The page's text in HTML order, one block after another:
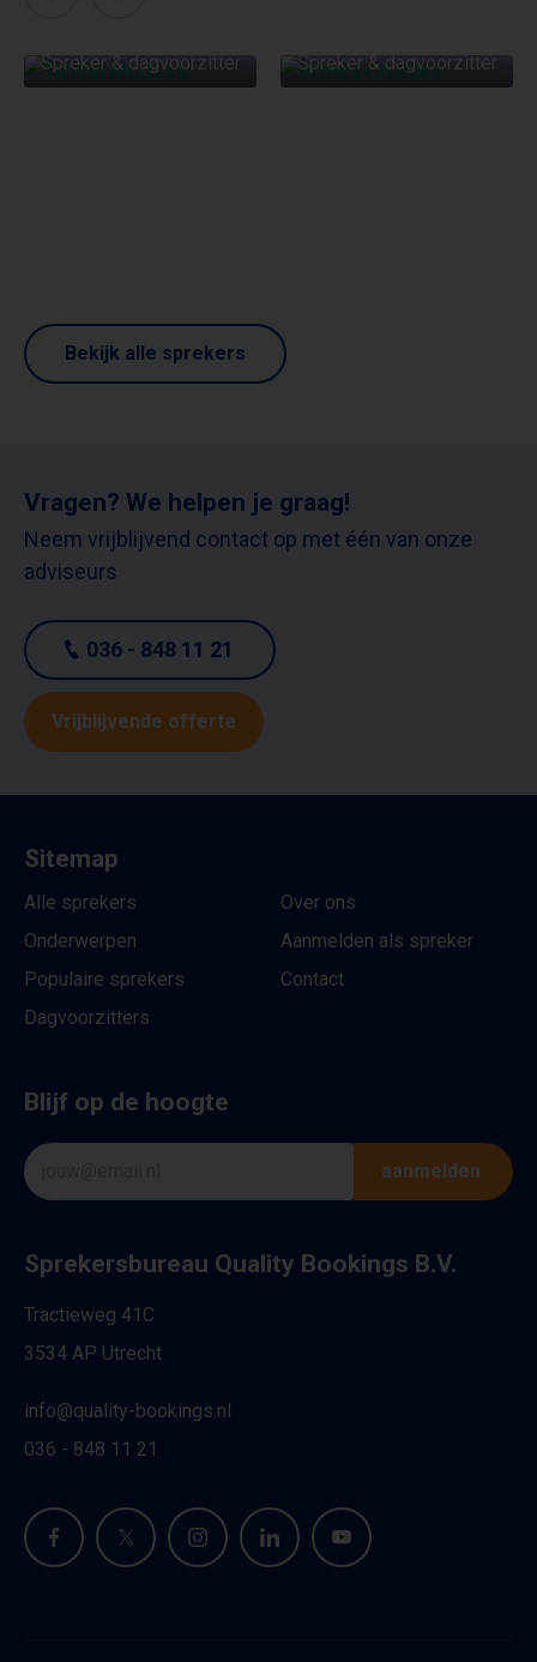
Spreker & dagvoorzitter Spreker & dagvoorzitter
Bekijk alle sprekers
Vragen? We helpen je graag!
Neem vrijblijvend contact op met één van onze
adviseurs
036 - 848 11 21
Vrijblijvende offerte
Sitemap
Alle sprekers
Onderwerpen
Populaire sprekers
Dagvoorzitters
Over ons
Aanmelden als spreker
Contact
Blijf op de hoogte
aanmelden
Sprekersbureau Quality Bookings B.V.
Tractieweg 41C
3534 AP Utrecht
info@quality-bookings.nl
036 - 848 11 21